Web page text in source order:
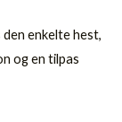
enkelte hest,
og en tilpas